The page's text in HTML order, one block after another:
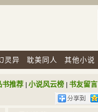
灵异 耽美同人 其他小说
书推荐 小说风云榜 书友留言